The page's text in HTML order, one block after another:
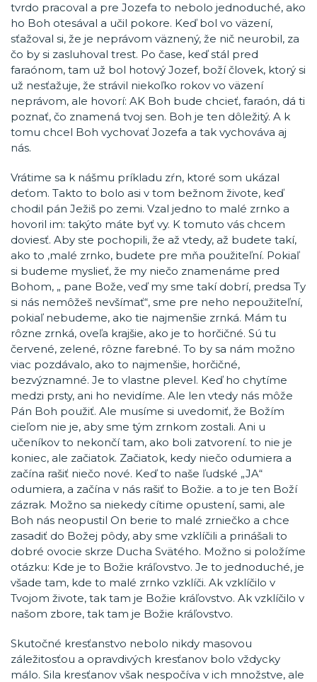
tvrdo pracoval a pre Jozefa to nebolo jednoduché, ako
ho Boh otesával a učil pokore. Keď bol vo väzení,
sťažoval si, že je neprávom väznený, že nič neurobil, za
čo by si zasluhoval trest. Po čase, keď stál pred
faraónom, tam už bol hotový Jozef, boží človek, ktorý si
už nesťažuje, že strávil niekoľko rokov vo väzení
neprávom, ale hovorí: AK Boh bude chcieť, faraón, dá ti
poznať, čo znamená tvoj sen. Boh je ten dôležitý. A k
tomu chcel Boh vychovať Jozefa a tak vychováva aj
nás.
Vrátime sa k nášmu príkladu zŕn, ktoré som ukázal
deťom. Takto to bolo asi v tom bežnom živote, keď
chodil pán Ježiš po zemi. Vzal jedno to malé zrnko a
hovoril im: takýto máte byť vy. K tomuto vás chcem
doviesť. Aby ste pochopili, že až vtedy, až budete takí,
ako to ,malé zrnko, budete pre mňa použiteľní. Pokiaľ
si budeme myslieť, že my niečo znamenáme pred
Bohom, „ pane Bože, veď my sme takí dobrí, predsa Ty
si nás nemôžeš nevšímať“, sme pre neho nepoužiteľní,
pokiaľ nebudeme, ako tie najmenšie zrnká. Mám tu
rôzne zrnká, oveľa krajšie, ako je to horčičné. Sú tu
červené, zelené, rôzne farebné. To by sa nám možno
viac pozdávalo, ako to najmenšie, horčičné,
bezvýznamné. Je to vlastne plevel. Keď ho chytíme
medzi prsty, ani ho nevidíme. Ale len vtedy nás môže
Pán Boh použiť. Ale musíme si uvedomiť, že Božím
cieľom nie je, aby sme tým zrnkom zostali. Ani u
učeníkov to nekončí tam, ako boli zatvorení. to nie je
koniec, ale začiatok. Začiatok, kedy niečo odumiera a
začína rašiť niečo nové. Keď to naše ľudské „JA“
odumiera, a začína v nás rašiť to Božie. a to je ten Boží
zázrak. Možno sa niekedy cítime opustení, sami, ale
Boh nás neopustil On berie to malé zrniečko a chce
zasadiť do Božej pôdy, aby sme vzklíčili a prinášali to
dobré ovocie skrze Ducha Svätého. Možno si položíme
otázku: Kde je to Božie kráľovstvo. Je to jednoduché, je
všade tam, kde to malé zrnko vzklíči. Ak vzklíčilo v
Tvojom živote, tak tam je Božie kráľovstvo. Ak vzklíčilo v
našom zbore, tak tam je Božie kráľovstvo.
Skutočné kresťanstvo nebolo nikdy masovou
záležitosťou a opravdivých kresťanov bolo vždycky
málo. Sila kresťanov však nespočíva v ich množstve, ale